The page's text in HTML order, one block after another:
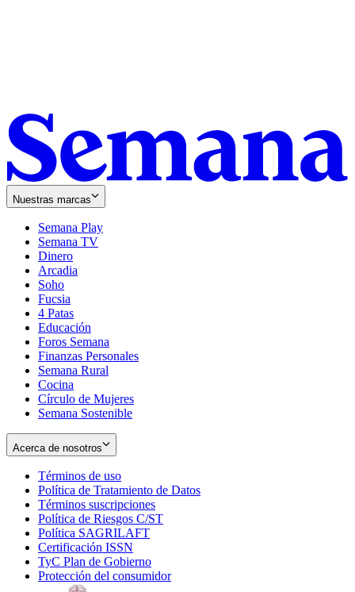
Nuestras marcas
Semana Play
Semana TV
Dinero
Arcadia
Soho
in
new
window
Fucsia
in
new
window
4 Patas
Educación
Foros Semana
Finanzas Personales
Semana Rural
Cocina
Círculo de Mujeres
Semana Sostenible
Acerca de nosotros
Términos de uso
in
new
window
Política de Tratamiento de Datos
Términos suscripciones
in
Política de Riesgos C/ST
Política SAGRILAFT
new
window
Certificación ISSN
in
new
TyC Plan de Gobierno
in
Protección del consumidorOpens